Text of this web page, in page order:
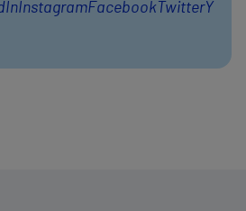
InstagramFacebook TwitterY